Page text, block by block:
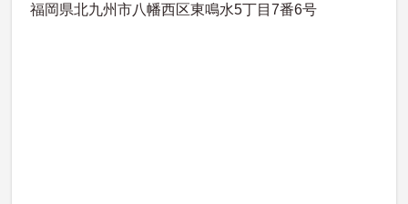
福岡県北九州市八幡西区東鳴水5丁目7番6号